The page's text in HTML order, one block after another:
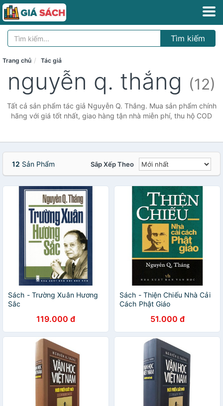
Tìm kiếm
Trang chủ Tác giả
nguyễn q. thắng (12)
Tất cả sản phẩm tác giả Nguyễn Q. Thắng. Mua sản phẩm chính
hãng với giá tốt nhất, giao hàng tận nhà miễn phí, thu hộ COD
12 Sản Phẩm Sắp Xếp Theo
Sách - Trường Xuân Hương
Sắc
119.000 đ
Sách - Thiện Chiếu Nhà Cải
Cách Phật Giáo
51.000 đ